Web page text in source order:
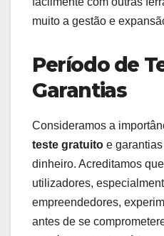
muito a gestão e
Período de
Garantias
Consideramos a
teste gratuito e
dinheiro. Acreditamos
utilizadores,
empreendedores,
antes de se